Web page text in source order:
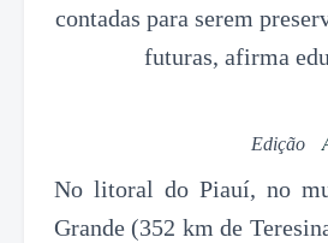
contadas para serem
futuras, afirma
Edição
No litoral do Piauí, no
Grande (352 km de